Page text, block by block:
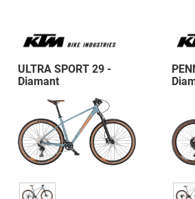
ULTRA SPORT 29 -
Diamant